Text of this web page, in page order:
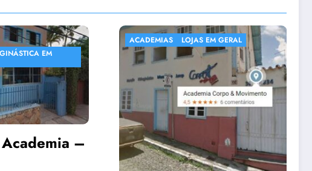
LOJAS EM GERAL
ACADEMIAS
NATAÇÃO E HIDROGINÁSTICA EM
SABARÁ
Academia Núcleo
Cultural Sattwa
10 de dezembro de 2020 emsabara